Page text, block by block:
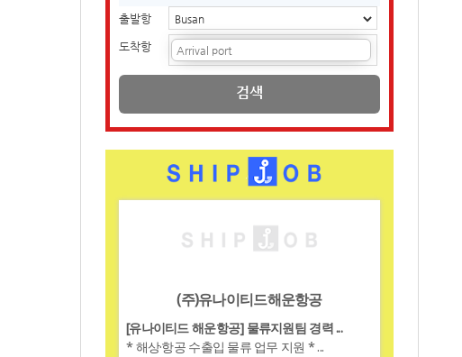
출발항
도착항
검색